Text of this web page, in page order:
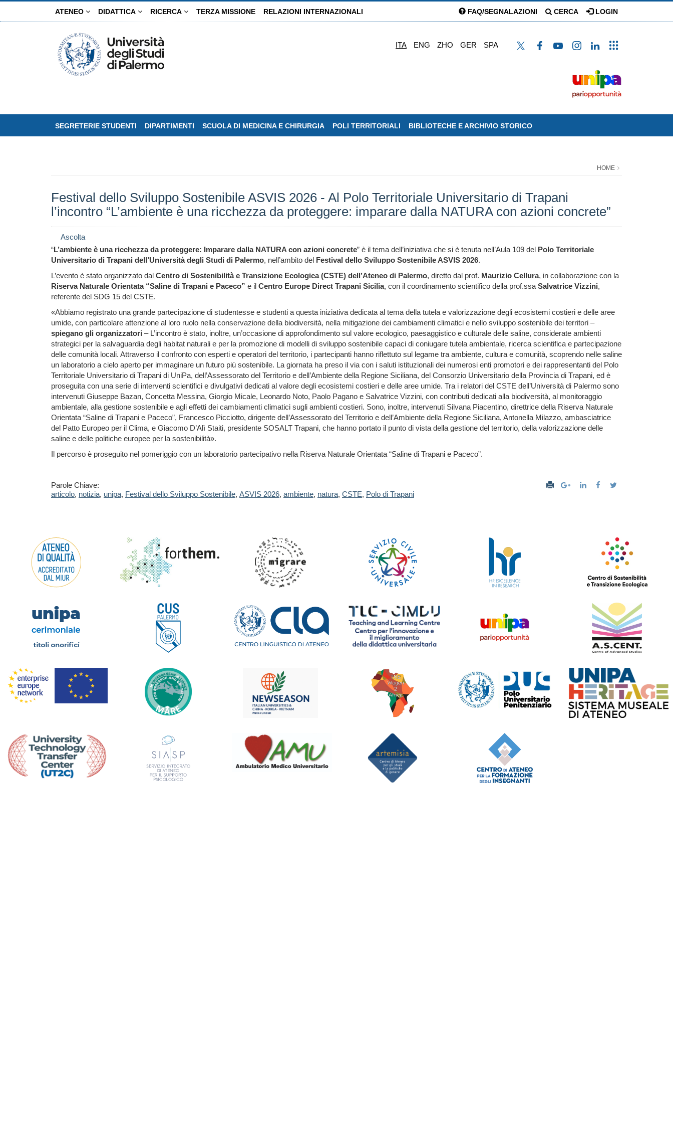
ATENEO DIDATTICA RICERCA TERZA MISSIONE RELAZIONI INTERNAZIONALI FAQ/SEGNALAZIONI CERCA LOGIN
ITA ENG ZHO GER SPA
SEGRETERIE STUDENTI DIPARTIMENTI SCUOLA DI MEDICINA E CHIRURGIA POLI TERRITORIALI BIBLIOTECHE E ARCHIVIO STORICO
HOME
Festival dello Sviluppo Sostenibile ASVIS 2026 - Al Polo Territoriale Universitario di Trapani
l’incontro “L’ambiente è una ricchezza da proteggere: imparare dalla NATURA con azioni concrete”
Ascolta
“L’ambiente è una ricchezza da proteggere: Imparare dalla NATURA con azioni concrete” è il tema dell’iniziativa che si è tenuta nell’Aula 109 del Polo Territoriale
Universitario di Trapani dell’Università degli Studi di Palermo, nell’ambito del Festival dello Sviluppo Sostenibile ASVIS 2026.
L’evento è stato organizzato dal Centro di Sostenibilità e Transizione Ecologica (CSTE) dell’Ateneo di Palermo, diretto dal prof. Maurizio Cellura, in collaborazione con la
Riserva Naturale Orientata “Saline di Trapani e Paceco” e il Centro Europe Direct Trapani Sicilia, con il coordinamento scientifico della prof.ssa Salvatrice Vizzini,
referente del SDG 15 del CSTE.
«Abbiamo registrato una grande partecipazione di studentesse e studenti a questa iniziativa dedicata al tema della tutela e valorizzazione degli ecosistemi costieri e delle aree
umide, con particolare attenzione al loro ruolo nella conservazione della biodiversità, nella mitigazione dei cambiamenti climatici e nello sviluppo sostenibile dei territori –
spiegano gli organizzatori – L’incontro è stato, inoltre, un’occasione di approfondimento sul valore ecologico, paesaggistico e culturale delle saline, considerate ambienti
strategici per la salvaguardia degli habitat naturali e per la promozione di modelli di sviluppo sostenibile capaci di coniugare tutela ambientale, ricerca scientifica e partecipazione
delle comunità locali. Attraverso il confronto con esperti e operatori del territorio, i partecipanti hanno riflettuto sul legame tra ambiente, cultura e comunità, scoprendo nelle saline
un laboratorio a cielo aperto per immaginare un futuro più sostenibile. La giornata ha preso il via con i saluti istituzionali dei numerosi enti promotori e dei rappresentanti del Polo
Territoriale Universitario di Trapani di UniPa, dell’Assessorato del Territorio e dell’Ambiente della Regione Siciliana, del Consorzio Universitario della Provincia di Trapani, ed è
proseguita con una serie di interventi scientifici e divulgativi dedicati al valore degli ecosistemi costieri e delle aree umide. Tra i relatori del CSTE dell’Università di Palermo sono
intervenuti Giuseppe Bazan, Concetta Messina, Giorgio Micale, Leonardo Noto, Paolo Pagano e Salvatrice Vizzini, con contributi dedicati alla biodiversità, al monitoraggio
ambientale, alla gestione sostenibile e agli effetti dei cambiamenti climatici sugli ambienti costieri. Sono, inoltre, intervenuti Silvana Piacentino, direttrice della Riserva Naturale
Orientata “Saline di Trapani e Paceco”, Francesco Picciotto, dirigente dell’Assessorato del Territorio e dell’Ambiente della Regione Siciliana, Antonella Milazzo, ambasciatrice
del Patto Europeo per il Clima, e Giacomo D’Alì Staiti, presidente SOSALT Trapani, che hanno portato il punto di vista della gestione del territorio, della valorizzazione delle
saline e delle politiche europee per la sostenibilità».
Il percorso è proseguito nel pomeriggio con un laboratorio partecipativo nella Riserva Naturale Orientata “Saline di Trapani e Paceco”.
Parole Chiave:
articolo, notizia, unipa, Festival dello Sviluppo Sostenibile, ASVIS 2026, ambiente, natura, CSTE, Polo di Trapani